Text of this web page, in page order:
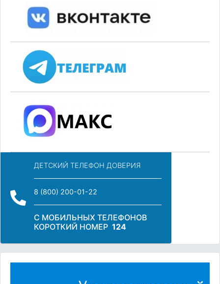
ДЕТСКИЙ ТЕЛЕФОН ДОВЕРИЯ
8 (800) 200-01-22
С МОБИЛЬНЫХ ТЕЛЕФОНОВ
КОРОТКИЙ НОМЕР 124